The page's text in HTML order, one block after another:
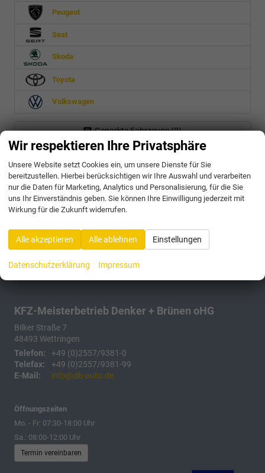
Peugeot
Seat
Skoda
Toyota
Volkswagen
Geparkte Fahrzeuge (0)
175 Fahrzeuge
KFZ-Meisterbetrieb Denker + Brünen oHG
Bilker Straße 7
48493 Wettringen
Telefon:
+49 (0)2557/9381-0
Telefax:
+49 (0)2557/9381-99
E-Mail:
info@db-auto.de
Öffnungszeiten
Mo. - Fr: 07:30-18:00 Uhr
Sa.: 08:00-12:00 Uhr
Termin vereinbaren
Wir respektieren Ihre Privatsphäre
Unsere Website setzt Cookies ein, um unsere Dienste für Sie
bereitzustellen. Hierbei berücksichtigen wir Ihre Auswahl und verarbeiten
nur die Daten für Marketing, Analytics und Personalisierung, für die Sie
uns Ihr Einverständnis geben. Sie können Ihre Einwilligung jederzeit mit
Wirkung für die Zukunft widerrufen.
Alle akzeptieren Alle ablehnen Einstellungen
Datenschutzerklärung Impressum